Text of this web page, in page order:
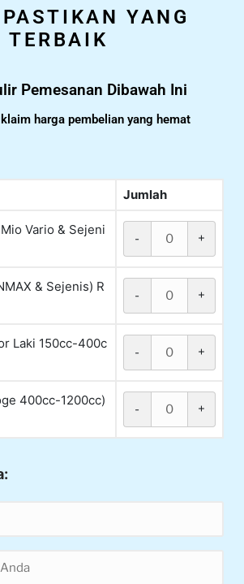
YANG
TERBAIK
Pemesanan Dibawah Ini
harga pembelian yang hemat
Jumlah
Vario & Sejeni
- +
& Sejenis) R
- +
Laki 150cc-400c
- +
400cc-1200cc)
- +